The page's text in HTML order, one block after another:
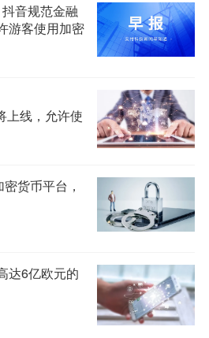
音规范金融
游客使用加密
上线，允许使
货币平台，
达6亿欧元的